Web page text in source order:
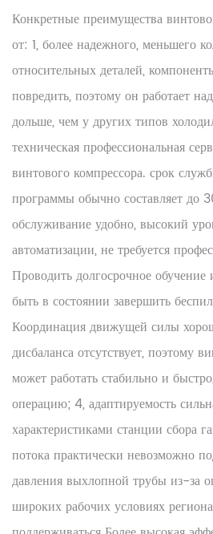
Конкретные преимущества
от: 1, более надежного, меньшего
относительных деталей,
повредить, поэтому он работает
дольше, чем у других типов
техническая профессиональная
винтового компрессора. срок
программы обычно составляет до
обслуживание удобно, высокий
автоматизации, не требуется
Проводить долгосрочное
быть в состоянии завершить
Координация движущей силы
дисбаланса отсутствует, поэтому
может работать стабильно и
операцию; 4, адаптируемость
характеристиками станции сбора
потока практически невозможно
давления выхлопной трубы из-за
широких рабочих условиях